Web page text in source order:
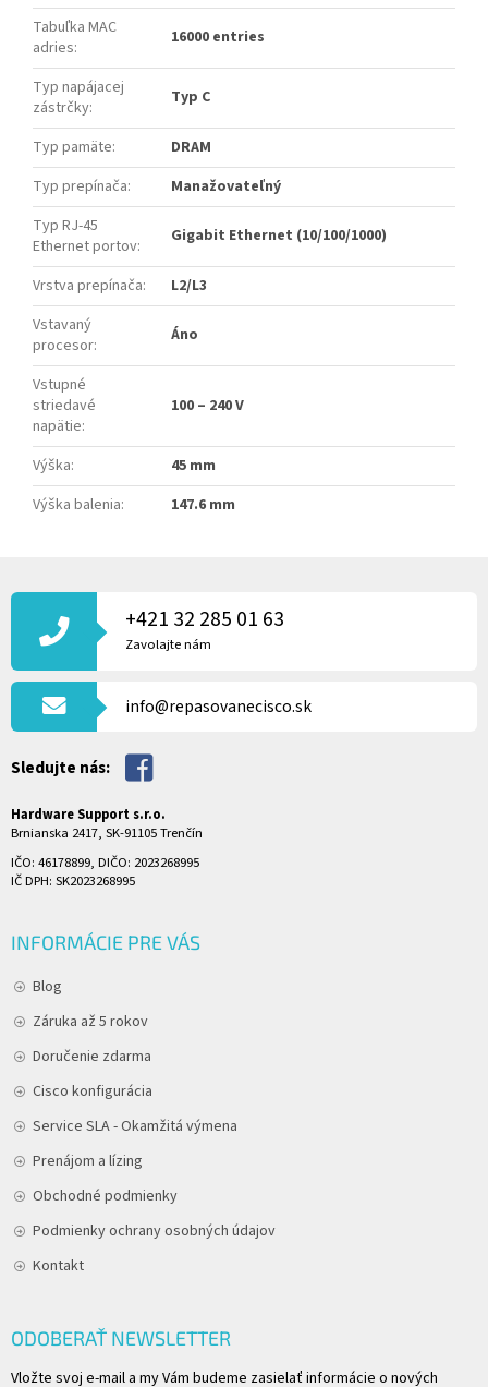
Tabuľka MAC
adries: 16000 entries
Typ napájacej
zástrčky: Typ C
Typ pamäte:
DRAM
Typ prepínača:
Manažovateľný
Typ RJ-45
Ethernet portov: Gigabit Ethernet (10/100/1000)
Vrstva prepínača:
L2/L3
Vstavaný
procesor: Áno
Vstupné
striedavé
napätie:
100 – 240 V
Výška:
45 mm
Výška balenia: 147.6 mm
Á
T
+421 32 285 01 63
Zavolajte nám
info@repasovanecisco.sk
Sledujte nás:
Hardware Support s.r.o.
Brnianska 2417, SK-91105 Trenčín
IČO: 46178899, DIČO: 2023268995
IČ DPH: SK2023268995
INFORMÁCIE PRE VÁS
Blog
Záruka až 5 rokov
Doručenie zdarma
Cisco konfigurácia
Service SLA - Okamžitá výmena
Prenájom a lízing
Obchodné podmienky
Podmienky ochrany osobných údajov
Kontakt
ODOBERAŤ NEWSLETTER
Vložte svoj e-mail a my Vám budeme zasielať informácie o nových